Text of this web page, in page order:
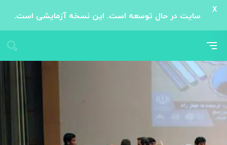
سایت در حال توسعه است. این نسخه آزمایشی است.
X